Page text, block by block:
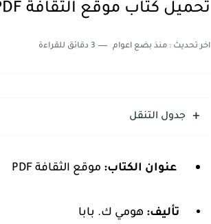
تحميل كتاب موقع الثقافة PDF
اخر تحديث : منذ بضع اعوام 3 دقائق للقراءة
جدول التنقل
عنوان الكتاب: موقع الثقافة PDF
تأليف: هومي ك. بابا